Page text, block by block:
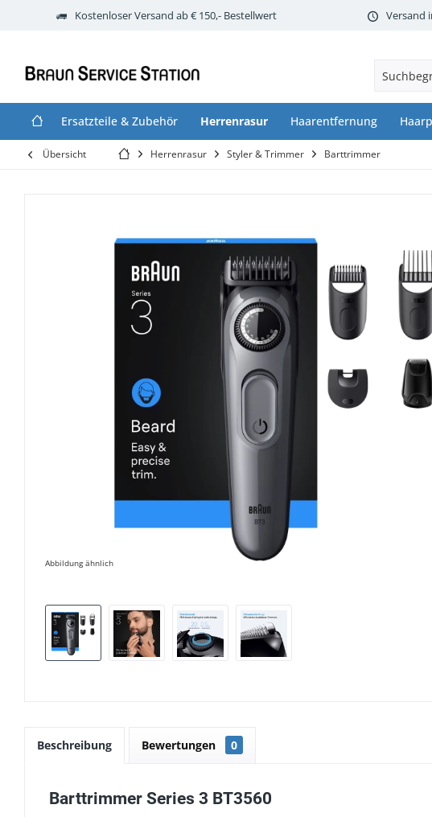
Kostenloser Versand ab € 150,- Bestellwert Versand
Ersatzteile & Zubehör Herrenrasur Haarentfernung
Übersicht Herrenrasur Styler & Trimmer Barttrimmer
Abbildung ähnlich
Beschreibung Bewertungen 0
Barttrimmer Series 3 BT3560